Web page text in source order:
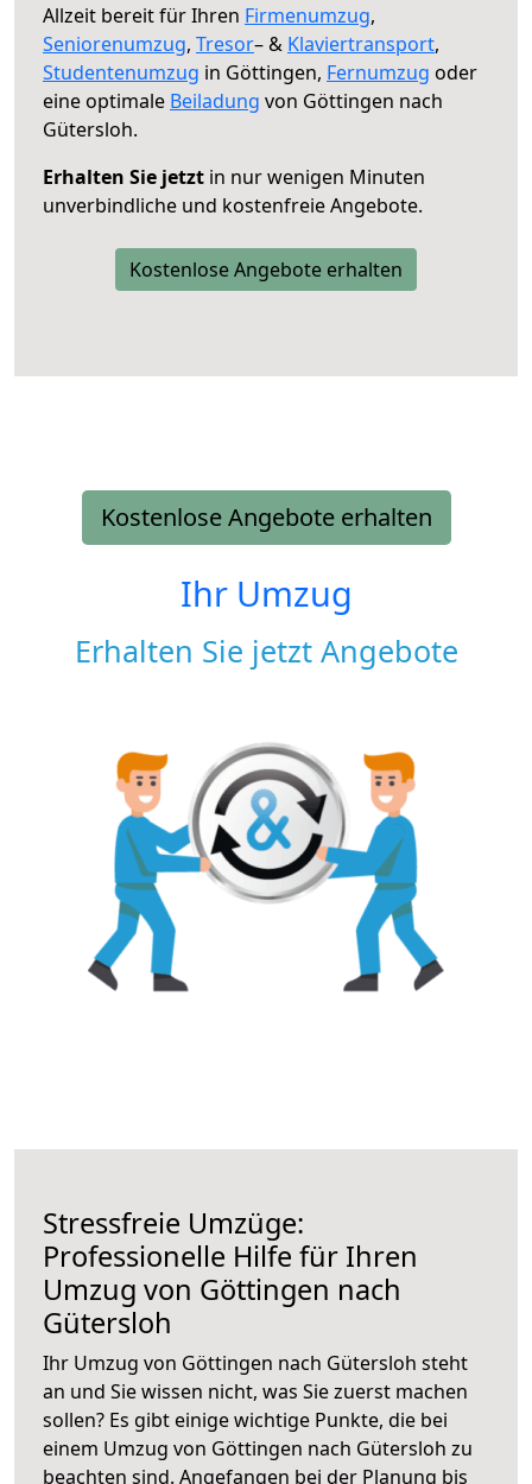
Allzeit bereit für Ihren Firmenumzug,
Seniorenumzug, Tresor– & Klaviertransport,
Studentenumzug in Göttingen, Fernumzug oder
eine optimale Beiladung von Göttingen nach
Gütersloh.
Erhalten Sie jetzt in nur wenigen Minuten
unverbindliche und kostenfreie Angebote.
Kostenlose Angebote erhalten
Kostenlose Angebote erhalten
Ihr Umzug
Erhalten Sie jetzt Angebote
Stressfreie Umzüge:
Professionelle Hilfe für Ihren
Umzug von Göttingen nach
Gütersloh
Ihr Umzug von Göttingen nach Gütersloh steht
an und Sie wissen nicht, was Sie zuerst machen
sollen? Es gibt einige wichtige Punkte, die bei
einem Umzug von Göttingen nach Gütersloh zu
beachten sind. Angefangen bei der Planung bis